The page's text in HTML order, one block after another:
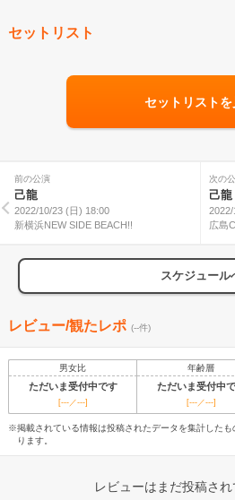
セットリスト
セットリストを
前の公演
己龍
2022/10/23 (日) 18:00
新横浜NEW SIDE BEACH!!
次の
己龍
広島
スケジュール
レビュー/観たレポ (--件)
男女比 年齢層
ただいま受付中です ただいま受付中
[---／---] [---／---]
※掲載されている情報は投稿されたデータを集計した
ります。
レビューはまだ投稿され